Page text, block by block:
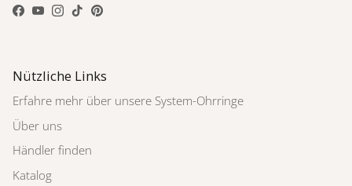
Facebook
YouTube
Instagram
TikTokPinterest
Nützliche Links
Erfahre mehr über unsere System-Ohrringe
Über uns
Händler finden
Katalog